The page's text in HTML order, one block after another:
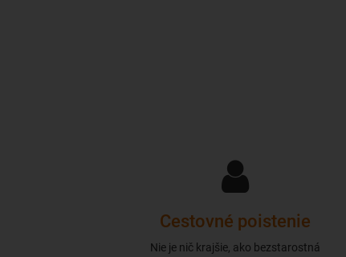
Cestovné poistenie
Nie je nič krajšie, ako bezstarostná